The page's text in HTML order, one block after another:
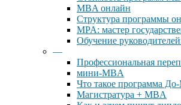
MBA онлайн
Cтруктура программы
MPA: мастер
Обучение
—
Профессиональная
мини-MBA
Что такое программа
Магистратура + MBA